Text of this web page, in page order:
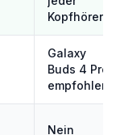
Kopfhörer
Galaxy
Buds 4 Pro
empfohlen
Nein